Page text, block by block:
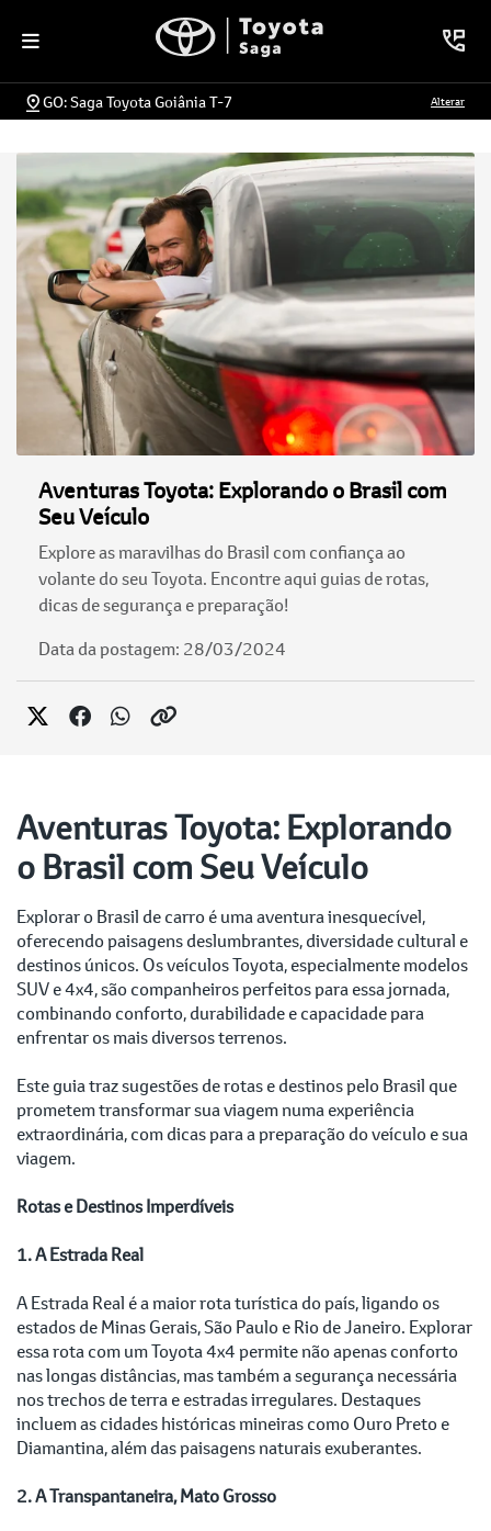
GO: Saga Toyota Goiânia T-7 Alterar
Aventuras Toyota: Explorando o Brasil com
Seu Veículo
Explore as maravilhas do Brasil com confiança ao
volante do seu Toyota. Encontre aqui guias de rotas,
dicas de segurança e preparação!
Data da postagem: 28/03/2024
Aventuras Toyota: Explorando
o Brasil com Seu Veículo
Explorar o Brasil de carro é uma aventura inesquecível,
oferecendo paisagens deslumbrantes, diversidade cultural e
destinos únicos. Os veículos Toyota, especialmente modelos
SUV e 4x4, são companheiros perfeitos para essa jornada,
combinando conforto, durabilidade e capacidade para
enfrentar os mais diversos terrenos.
Este guia traz sugestões de rotas e destinos pelo Brasil que
prometem transformar sua viagem numa experiência
extraordinária, com dicas para a preparação do veículo e sua
viagem.
Rotas e Destinos Imperdíveis
1. A Estrada Real
A Estrada Real é a maior rota turística do país, ligando os
estados de Minas Gerais, São Paulo e Rio de Janeiro. Explorar
essa rota com um Toyota 4x4 permite não apenas conforto
nas longas distâncias, mas também a segurança necessária
nos trechos de terra e estradas irregulares. Destaques
incluem as cidades históricas mineiras como Ouro Preto e
Diamantina, além das paisagens naturais exuberantes.
2. A Transpantaneira, Mato Grosso